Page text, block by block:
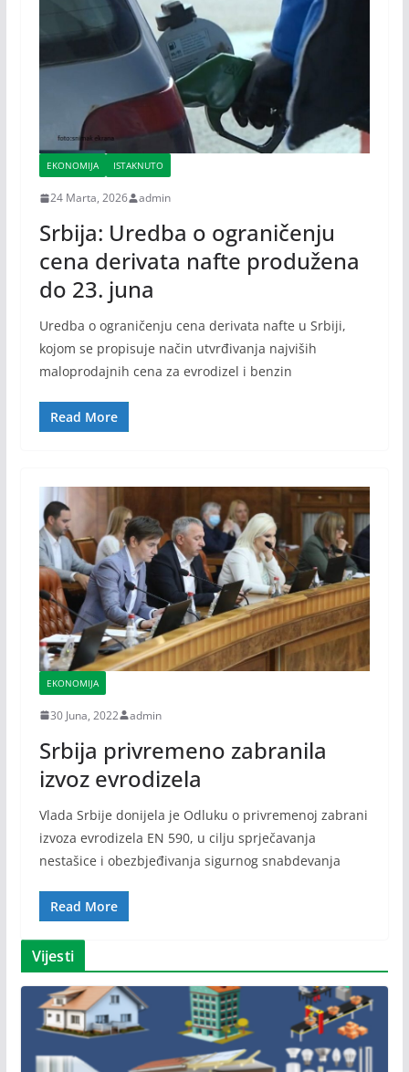
EKONOMIJA ISTAKNUTO
24 Marta, 2026 admin
Srbija: Uredba o ograničenju
cena derivata nafte produžena
do 23. juna
Uredba o ograničenju cena derivata nafte u Srbiji,
kojom se propisuje način utvrđivanja najviših
maloprodajnih cena za evrodizel i benzin
Read More
EKONOMIJA
30 Juna, 2022 admin
Srbija privremeno zabranila
izvoz evrodizela
Vlada Srbije donijela je Odluku o privremenoj zabrani
izvoza evrodizela EN 590, u cilju sprječavanja
nestašice i obezbjeđivanja sigurnog snabdevanja
Read More
Vijesti